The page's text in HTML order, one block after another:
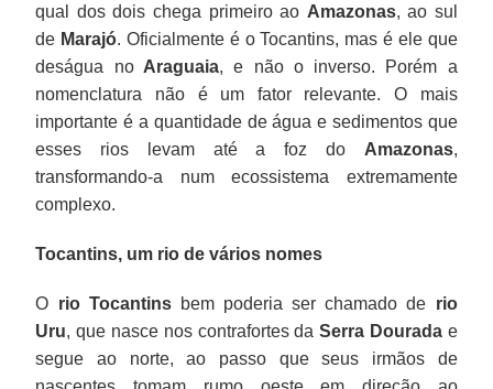
qual dos dois chega primeiro ao Amazonas, ao sul
de Marajó. Oficialmente é o Tocantins, mas é ele que
deságua noAraguaia, e não o inverso. Porém a
nomenclatura não é um fator relevante. O mais
importante é a quantidade de água e sedimentos que
esses rios levam até a foz do Amazonas,
transformando-a num ecossistema extremamente
complexo.
Tocantins, um rio de vários nomes
O rio Tocantinsbem poderia ser chamado de rio
Uru, que nasce nos contrafortes daSerra Douradae
segue ao norte, ao passo que seus irmãos de